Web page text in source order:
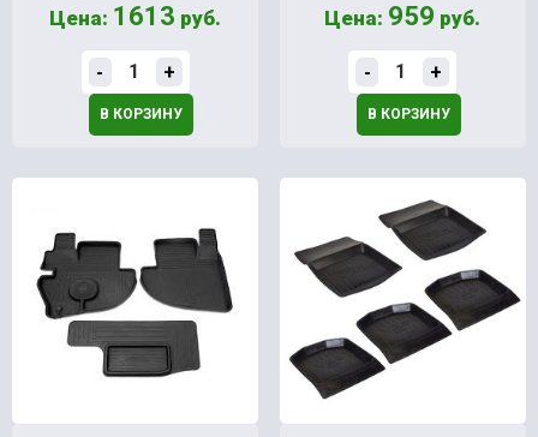
Цена: 1613 руб.
- +
В КОРЗИНУ
Цена: 959 руб.
- +
В КОРЗИНУ